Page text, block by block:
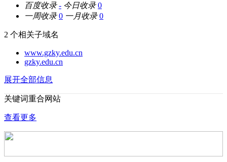
百度收录 - 今日收录 0
一周收录 0 一月收录 0
2 个相关子域名
www.gzky.edu.cn
gzky.edu.cn
展开全部信息
关键词重合网站
查看更多